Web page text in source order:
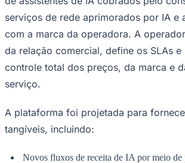
Santos
serviços de rede aprimorados por IA e
com a marca da operadora. A
da relação comercial, define os SLAs e
controle total dos preços, da marca e
serviço.
A plataforma foi projetada para
tangíveis, incluindo:
Novos fluxos de receita de IA por meio de